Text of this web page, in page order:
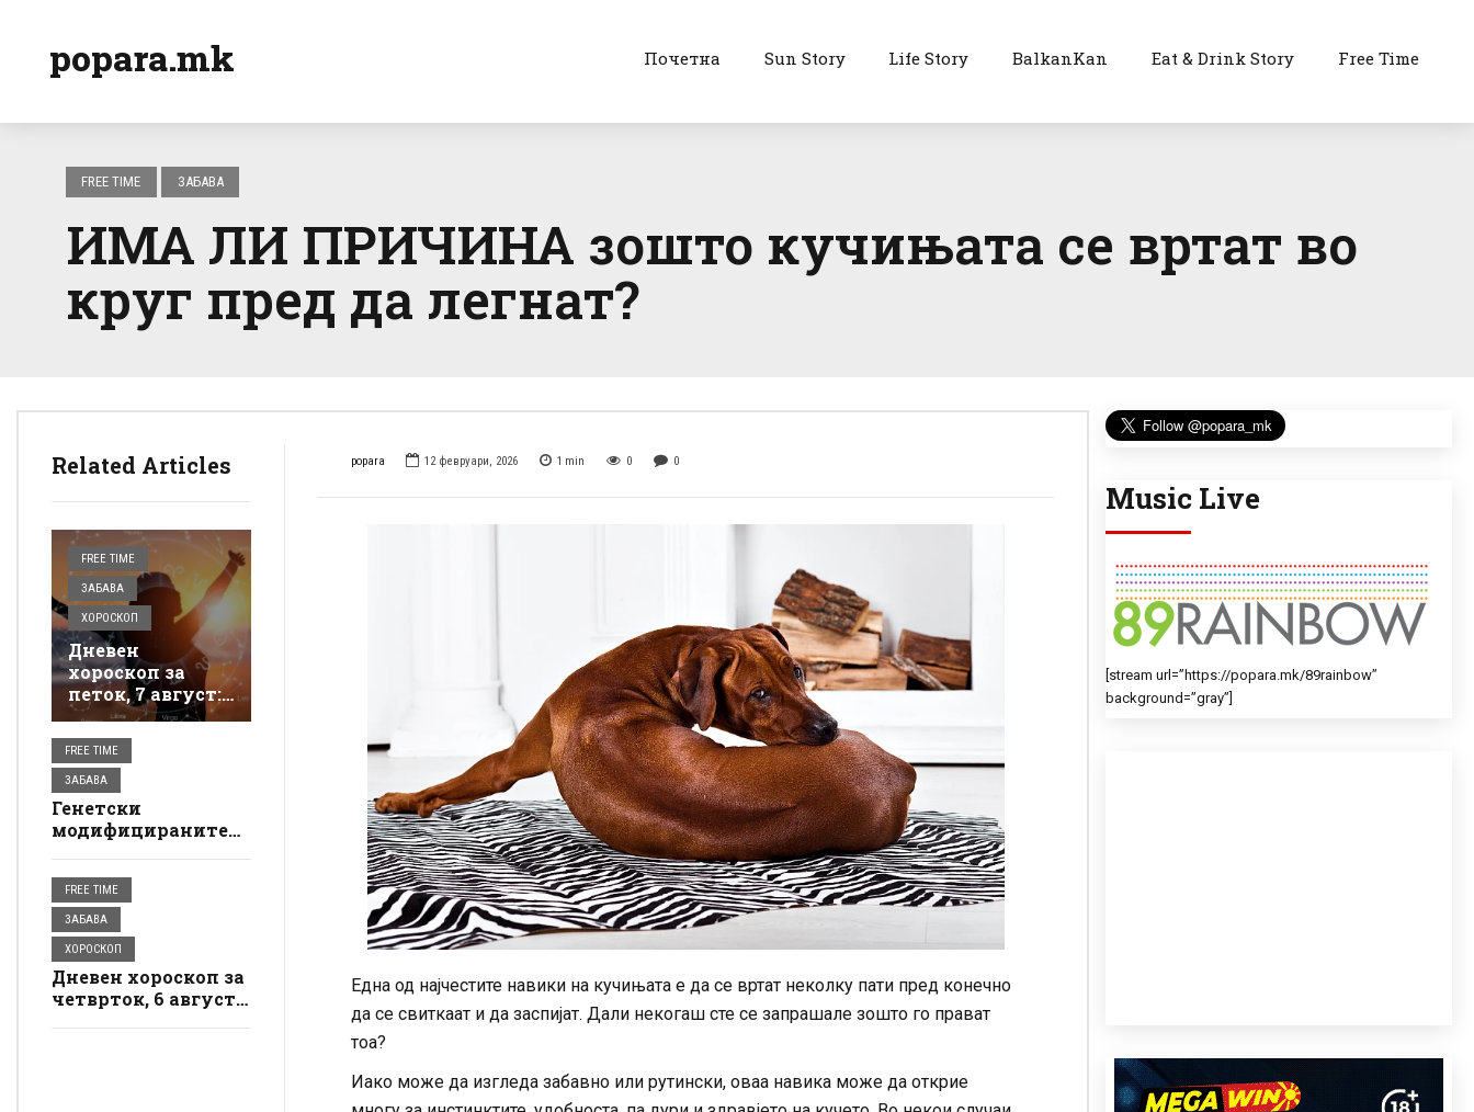
popara.mk Почетна Sun Story Life Story BalkanKan Eat & Drink Story Free Time
FREE TIME ЗАБАВА
ИМА ЛИ ПРИЧИНА зошто кучињата се вртат во
круг пред да легнат?
Related Articles
FREE TIME
ЗАБАВА
ХОРОСКОП
Дневен
хороскоп за
петок, 7 август:
Лавот ужива во
љубовта, Бикот
добива пари
FREE TIME
ЗАБАВА
Генетски
модифицираните
бидат нова опција
за луѓето
алергични на
кучиња
FREE TIME
ЗАБАВА
ХОРОСКОП
Дневен хороскоп за
четврток, 6 август:
popara 12 февруари, 2026 1 min 0 0
Една од најчестите навики на кучињата е да се вртат неколку пати пред конечно
да се свиткаат и да заспијат. Дали некогаш сте се запрашале зошто го прават
тоа?
Иако може да изгледа забавно или рутински, оваа навика може да открие
Music Live
[stream url=”https://popara.mk/89rainbow”
background=”gray”]